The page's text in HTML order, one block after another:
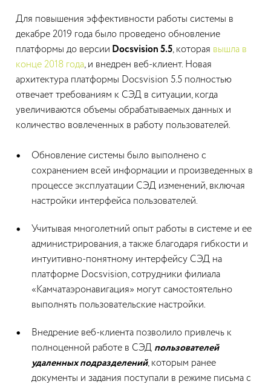
Для повышения эффективности работы системы в
декабре 2019 года было проведено обновление
платформы до версии Docsvision 5.5, которая вышла в
конце 2018 года, и внедрен веб-клиент. Новая
архитектура платформы Docsvision 5.5 полностью
отвечает требованиям к СЭД в ситуации, когда
увеличиваются объемы обрабатываемых данных и
количество вовлеченных в работу пользователей.
Обновление системы было выполнено с
сохранением всей информации и произведенных в
процессе эксплуатации СЭД изменений, включая
настройки интерфейса пользователей.
Учитывая многолетний опыт работы в системе и ее
администрирования, а также благодаря гибкости и
интуитивно-понятному интерфейсу СЭД на
платформе Docsvision, сотрудники филиала
«Камчатаэронавигация» могут самостоятельно
выполнять пользовательские настройки.
Внедрение веб-клиента позволило привлечь к
полноценной работе в СЭД пользователей
удаленных подразделений, которым ранее
документы и задания поступали в режиме письма с